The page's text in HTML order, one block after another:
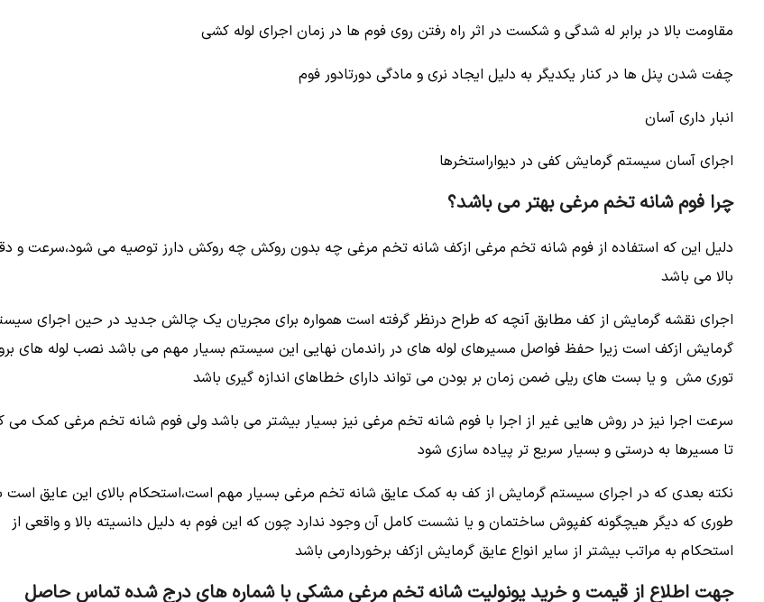
مقاومت بالا در برابر له شدگی و شکست در اثر راه رفتن روی فوم ها در زمان اجرای لوله کشی
چفت شدن پنل ها در کنار یکدیگر به دلیل ایجاد نری و مادگی دورتادور فوم
انبار داری آسان
اجرای آسان سیستم گرمایش کفی در دیواراستخرها
چرا فوم شانه تخم مرغی بهتر می باشد؟
دلیل این که استفاده از فوم شانه تخم مرغی ازکف شانه تخم مرغی چه بدون روکش چه روکش دارز توصیه می شود،سرعت و
بالا می باشد
اجرای نقشه گرمایش از کف مطابق آنچه که طراح درنظر گرفته است همواره برای مجریان یک چالش جدید در حین اجرای
گرمایش ازکف است زیرا حفظ فواصل مسیرهای لوله های در راندمان نهایی این سیستم بسیار مهم می باشد نصب لوله های
توری مش و یا بست های ریلی ضمن زمان بر بودن می تواند دارای خطاهای اندازه گیری باشد
سرعت اجرا نیز در روش هایی غیر از اجرا با فوم شانه تخم مرغی نیز بسیار بیشتر می باشد ولی فوم شانه تخم مرغی کمک می
تا مسیرها به درستی و بسیار سریع تر پیاده سازی شود
نکته بعدی که در اجرای سیستم گرمایش از کف به کمک عایق شانه تخم مرغی بسیار مهم است،استحکام بالای این عایق است
طوری که دیگر هیچگونه کفپوش ساختمان و یا نشست کامل آن وجود ندارد چون که این فوم به دلیل دانسیته بالا و واقعی از
استحکام به مراتب بیشتر از سایر انواع عایق گرمایش ازکف برخوردارمی باشد
جهت اطلاع از قیمت و خرید یونولیت شانه تخم مرغی مشکی با شماره های درج شده تماس حاصل